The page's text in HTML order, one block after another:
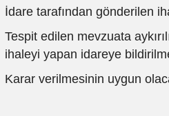
İdare tarafından gönderilen
Tespit edilen mevzuata
ihaleyi yapan idareye
Karar verilmesinin uygun